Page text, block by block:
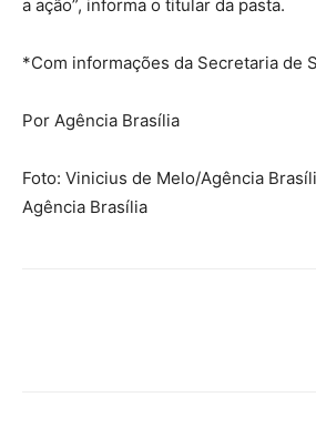
a ação”, informa o titular da pasta.
*Com informações da Secretaria de
Por Agência Brasília
Foto: Vinicius de Melo/Agência
Agência Brasília